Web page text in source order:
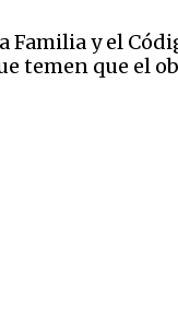
Familia y el
temen que el